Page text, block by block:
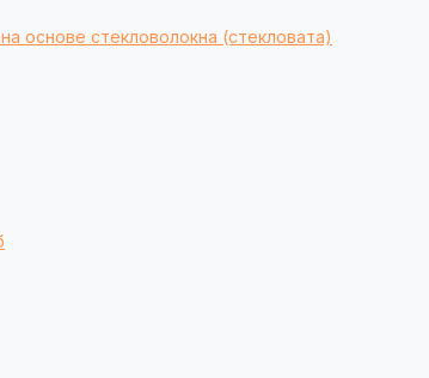
основе стекловолокна (стекловата)